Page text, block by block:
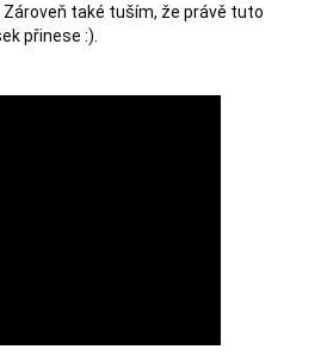
také tuším, že právě tuto
přinese :).